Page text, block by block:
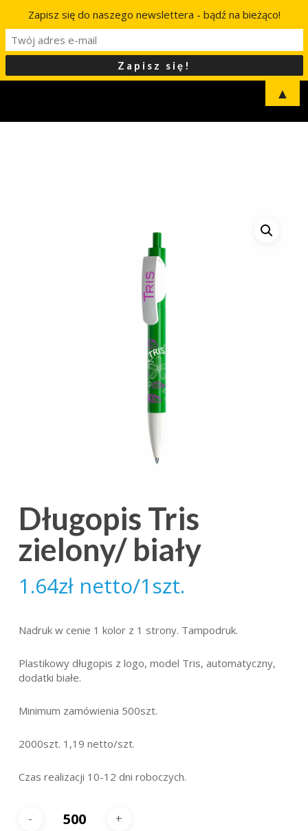
Długopis Tris
zielony/ biały
1.64zł netto/1szt.
Nadruk w cenie 1 kolor z 1 strony. Tampodruk.
Plastikowy długopis z logo, model Tris, automatyczny,
dodatki białe.
Minimum zamówienia 500szt.
2000szt. 1,19 netto/szt.
Czas realizacji 10-12 dni roboczych.
Zapisz się do naszego newslettera - bądź na bieżąco!
▲